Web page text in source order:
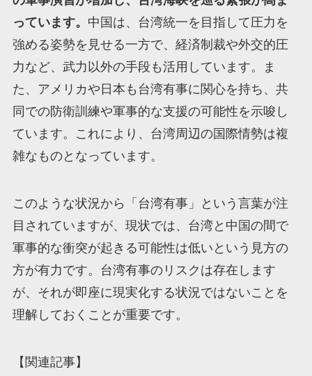
っています。 中国は、台湾統一を目指して圧力を
強める姿勢を見せる一方で、経済制裁や外交的圧
力など、武力以外の手段も活用しています。ま
た、アメリカや日本も台湾有事に関心を持ち、共
同での防衛訓練や軍事的な支援の可能性を示唆し
ています。これにより、台湾周辺の国際情勢は複
雑なものとなっています。
このような状況から「台湾有事」という言葉が注
目されていますが、現状では、台湾と中国の間で
軍事的な衝突が起きる可能性は低いという見方の
方が有力です。台湾有事のリスクは存在します
が、それが即座に現実化する状況ではないことを
理解しておくことが重要です。
【関連記事】